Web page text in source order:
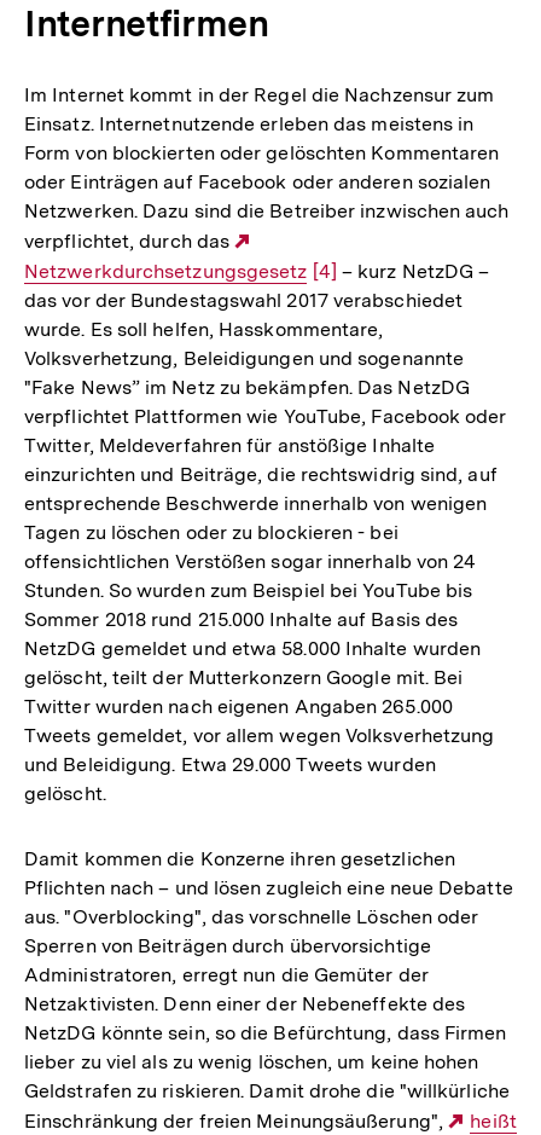
Internetfirmen
Im Internet kommt in der Regel die Nachzensur zum
Einsatz. Internetnutzende erleben das meistens in
Form von blockierten oder gelöschten Kommentaren
oder Einträgen auf Facebook oder anderen sozialen
Netzwerken. Dazu sind die Betreiber inzwischen auch
verpflichtet, durch das
Link:
Netzwerkdurchsetzungsgesetz Zur
Auflösung
der
Fußnote
[4] – kurz NetzDG –
das vor der Bundestagswahl 2017 verabschiedet
wurde. Es soll helfen, Hasskommentare,
Volksverhetzung, Beleidigungen und sogenannte
"Fake News” im Netz zu bekämpfen. Das NetzDG
verpflichtet Plattformen wie YouTube, Facebook oder
Twitter, Meldeverfahren für anstößige Inhalte
einzurichten und Beiträge, die rechtswidrig sind, auf
entsprechende Beschwerde innerhalb von wenigen
Tagen zu löschen oder zu blockieren - bei
offensichtlichen Verstößen sogar innerhalb von 24
Stunden. So wurden zum Beispiel bei YouTube bis
Sommer 2018 rund 215.000 Inhalte auf Basis des
NetzDG gemeldet und etwa 58.000 Inhalte wurden
gelöscht, teilt der Mutterkonzern Google mit. Bei
Twitter wurden nach eigenen Angaben 265.000
Tweets gemeldet, vor allem wegen Volksverhetzung
und Beleidigung. Etwa 29.000 Tweets wurden
gelöscht.
Damit kommen die Konzerne ihren gesetzlichen
Pflichten nach – und lösen zugleich eine neue Debatte
aus. "Overblocking", das vorschnelle Löschen oder
Sperren von Beiträgen durch übervorsichtige
Administratoren, erregt nun die Gemüter der
Netzaktivisten. Denn einer der Nebeneffekte des
NetzDG könnte sein, so die Befürchtung, dass Firmen
lieber zu viel als zu wenig löschen, um keine hohen
Geldstrafen zu riskieren. Damit drohe die "willkürliche
Einschränkung der freien Meinungsäußerung",
heißt